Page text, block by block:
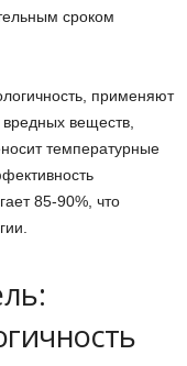
сроком
применяют
веществ,
температурные
85-90%, что